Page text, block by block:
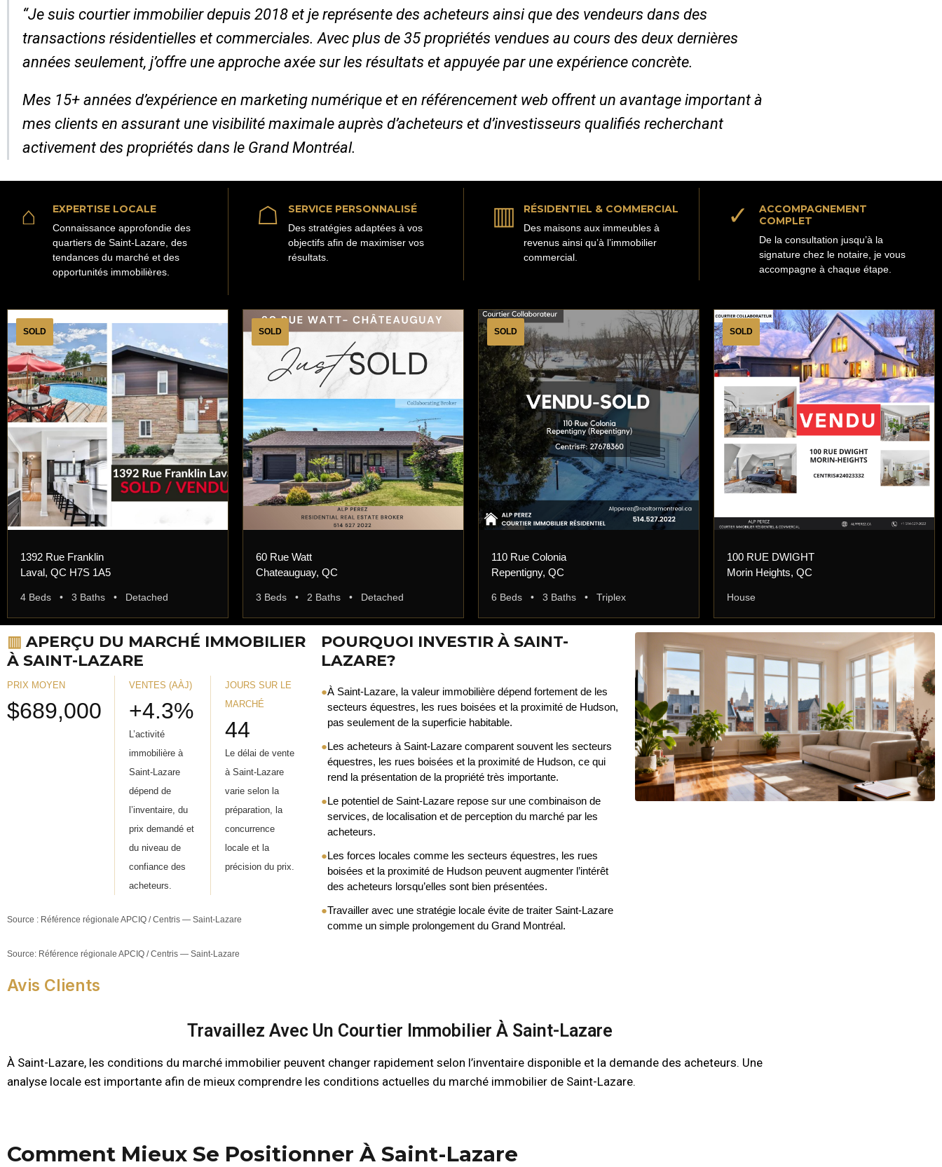
“Je suis courtier immobilier depuis 2018 et je représente des acheteurs ainsi que des vendeurs dans des
transactions résidentielles et commerciales. Avec plus de 35 propriétés vendues au cours des deux dernières
années seulement, j’offre une approche axée sur les résultats et appuyée par une expérience concrète.
Mes 15+ années d’expérience en marketing numérique et en référencement web offrent un avantage important à
mes clients en assurant une visibilité maximale auprès d’acheteurs et d’investisseurs qualifiés recherchant
activement des propriétés dans le Grand Montréal.
⌂ EXPERTISE LOCALE
Connaissance approfondie des
quartiers de Saint-Lazare, des
tendances du marché et des
opportunités immobilières.
☖ SERVICE PERSONNALISÉ
Des stratégies adaptées à vos
objectifs afin de maximiser vos
résultats.
▥ RÉSIDENTIEL & COMMERCIAL
Des maisons aux immeubles à
revenus ainsi qu’à l’immobilier
commercial.
✓
ACCOMPAGNEMENT
COMPLET
De la consultation jusqu’à la
signature chez le notaire, je vous
accompagne à chaque étape.
SOLD
1392 Rue Franklin
Laval, QC H7S 1A5
4 Beds • 3 Baths • Detached
SOLD
60 Rue Watt
Chateauguay, QC
3 Beds • 2 Baths • Detached
SOLD
110 Rue Colonia
Repentigny, QC
6 Beds • 3 Baths • Triplex
SOLD
100 RUE DWIGHT
Morin Heights, QC
House
▥ APERÇU DU MARCHÉ IMMOBILIER
À SAINT-LAZARE
PRIX MOYEN
$689,000
VENTES (AÀJ)
+4.3%
L’activité
immobilière à
Saint-Lazare
dépend de
l’inventaire, du
prix demandé et
du niveau de
confiance des
acheteurs.
JOURS SUR LE
MARCHÉ
44
Le délai de vente
à Saint-Lazare
varie selon la
préparation, la
concurrence
locale et la
précision du prix.
Source : Référence régionale APCIQ / Centris — Saint-Lazare
Source: Référence régionale APCIQ / Centris — Saint-Lazare
POURQUOI INVESTIR À SAINT-
LAZARE?
●À Saint-Lazare, la valeur immobilière dépend fortement de les
secteurs équestres, les rues boisées et la proximité de Hudson,
pas seulement de la superficie habitable.
●Les acheteurs à Saint-Lazare comparent souvent les secteurs
équestres, les rues boisées et la proximité de Hudson, ce qui
rend la présentation de la propriété très importante.
●Le potentiel de Saint-Lazare repose sur une combinaison de
services, de localisation et de perception du marché par les
acheteurs.
●Les forces locales comme les secteurs équestres, les rues
boisées et la proximité de Hudson peuvent augmenter l’intérêt
des acheteurs lorsqu’elles sont bien présentées.
●Travailler avec une stratégie locale évite de traiter Saint-Lazare
comme un simple prolongement du Grand Montréal.
Avis Clients
Travaillez Avec Un Courtier Immobilier À Saint-Lazare
À Saint-Lazare, les conditions du marché immobilier peuvent changer rapidement selon l’inventaire disponible et la demande des acheteurs. Une
analyse locale est importante afin de mieux comprendre les conditions actuelles du marché immobilier de Saint-Lazare.
Comment Mieux Se Positionner À Saint-Lazare